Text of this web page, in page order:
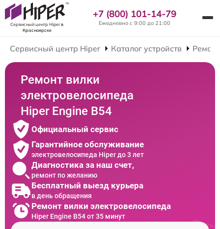
Сервисный центр Hiperв
Красноярске
+7 (800) 101-14-79
Ежедневно с 9:00 до 21:00
Сервисный центр Hiper Каталог устройств
Ремонт вилки
электровелосипеда
Hiper Engine B54
Официальный сервис
Гарантийное обслуживание
электровелосипеда Hiper до 3 лет
Диагностика за наш счет,
ремонт по желанию
Бесплатный выезд курьера
в день обращения
Ремонт вилки электровелосипеда
Hiper Engine B54 от 35 минут